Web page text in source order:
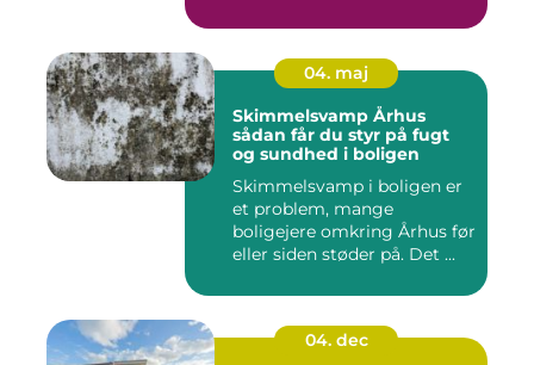
04. maj
Skimmelsvamp Århus
sådan får du styr på fugt
og sundhed i boligen
Skimmelsvamp i boligen er
et problem, mange
boligejere omkring Århus før
eller siden støder på. Det ...
04. dec